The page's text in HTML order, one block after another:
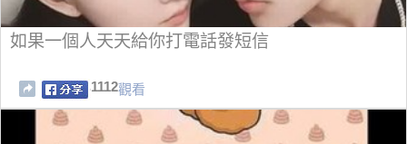
如果一個人天天給你打電話發短信
1112觀看